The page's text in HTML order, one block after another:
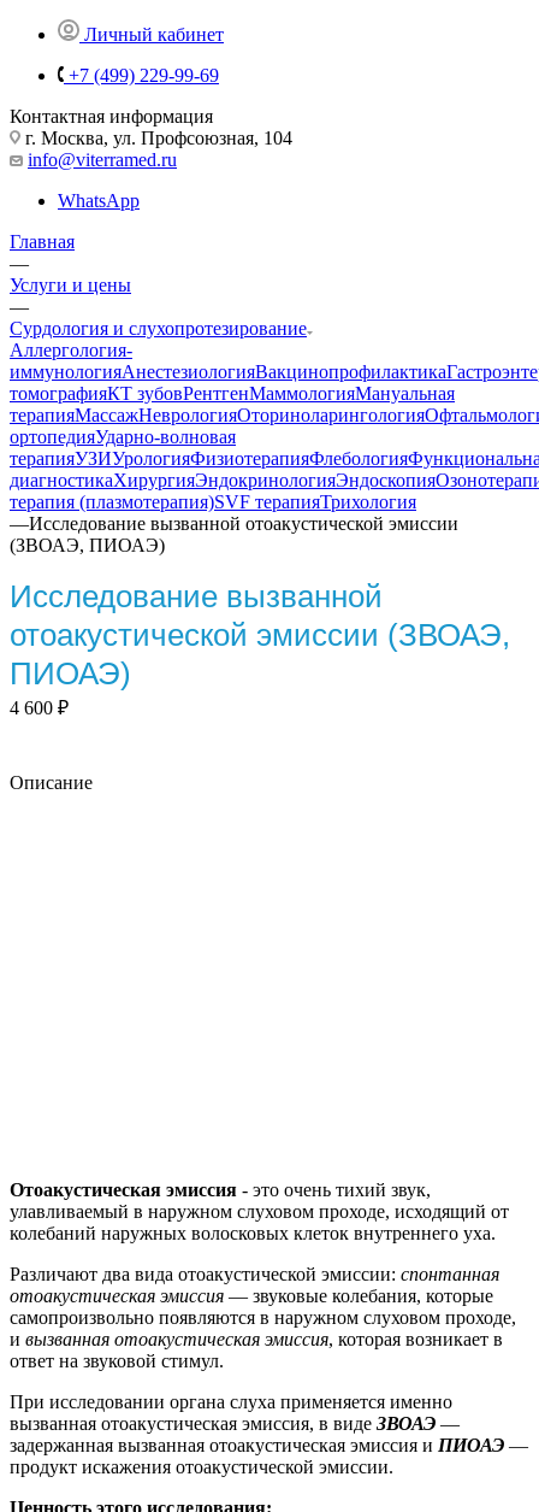
Личный кабинет
+7 (499) 229-99-69
Контактная информация
г. Москва, ул. Профсоюзная, 104
info@viterramed.ru
WhatsApp
Главная
—
Услуги и цены
—
Сурдология и слухопротезирование
Аллергология-
иммунологияАнестезиологияВакцинопрофилактика
томографияКТ зубовРентгенМаммологияМануальная
терапияМассажНеврологияОториноларингология
ортопедияУдарно-волновая
терапияУЗИУрологияФизиотерапияФлебология
диагностикаХирургияЭндокринологияЭндоскопия
терапия (плазмотерапия)SVF терапияТрихология
—Исследование вызванной отоакустической эмиссии
(ЗВОАЭ, ПИОАЭ)
Исследование вызванной
отоакустической эмиссии (ЗВОАЭ,
ПИОАЭ)
4 600 ₽
Описание
Отоакустическая эмиссия - это очень тихий звук,
улавливаемый в наружном слуховом проходе, исходящий от
колебаний наружных волосковых клеток внутреннего уха.
Различают два вида отоакустической эмиссии: спонтанная
отоакустическая эмиссия — звуковые колебания, которые
самопроизвольно появляются в наружном слуховом проходе,
и вызванная отоакустическая эмиссия, которая возникает в
ответ на звуковой стимул.
При исследовании органа слуха применяется именно
вызванная отоакустическая эмиссия, в виде ЗВОАЭ —
задержанная вызванная отоакустическая эмиссия и ПИОАЭ —
продукт искажения отоакустической эмиссии.